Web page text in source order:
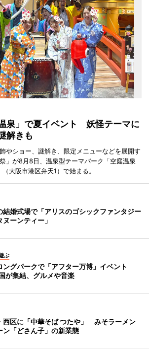
泉」で夏イベント 妖怪テーマに
解きも
やショー、謎解き、限定メニューなどを展開す
」が8月8日、温泉型テーマパーク「空庭温泉
大阪市港区弁天1）で始まる。
結婚式場で「アリスのゴシックファンタジー
ヌーンティー」
ぶ
ングパークで「アフター万博」イベント
が集結、グルメや音楽
西区に「中華そば つたや」 みそラーメン
ン「どさん子」の新業態